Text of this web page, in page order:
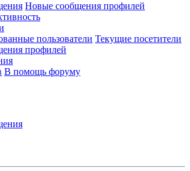
Новые сообщения профилей
пользователи Текущие посетители
профилей
В помощь форуму